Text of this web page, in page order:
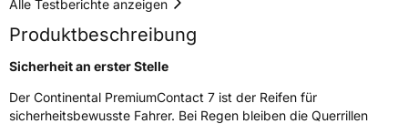
EPREL ID 843294
Allgemeine Produktsicherheit (GPSR)
Alle Testberichte anzeigen
Produktbeschreibung
Sicherheit an erster Stelle
Der Continental PremiumContact 7 ist der Reifen für
sicherheitsbewusste Fahrer. Bei Regen bleiben die Querrillen